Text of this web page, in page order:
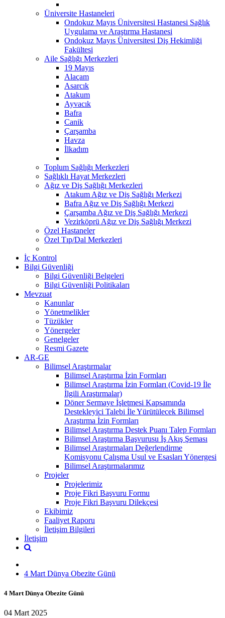
Üniversite Hastaneleri
Ondokuz Mayıs Üniversitesi Hastanesi Sağlık
Uygulama ve Araştırma Hastanesi
Ondokuz Mayıs Üniversitesi Diş Hekimliği
Fakültesi
Aile Sağlığı Merkezleri
19 Mayıs
Alaçam
Asarcık
Atakum
Ayvacık
Bafra
Canik
Çarşamba
Havza
İlkadım
Toplum Sağlığı Merkezleri
Sağlıklı Hayat Merkezleri
Ağız ve Diş Sağlığı Merkezleri
Atakum Ağız ve Diş Sağlığı Merkezi
Bafra Ağız ve Diş Sağlığı Merkezi
Çarşamba Ağız ve Diş Sağlığı Merkezi
Vezirköprü Ağız ve Diş Sağlığı Merkezi
Özel Hastaneler
Özel Tıp/Dal Merkezleri
İç Kontrol
Bilgi Güvenliği
Bilgi Güvenliği Belgeleri
Bilgi Güvenliği Politikaları
Mevzuat
Kanunlar
Yönetmelikler
Tüzükler
Yönergeler
Genelgeler
Resmi Gazete
AR-GE
Bilimsel Araştırmalar
Bilimsel Araştırma İzin Formları
Bilimsel Araştırma İzin Formları (Covid-19 İle
İlgili Araştırmalar)
Döner Sermaye İşletmesi Kapsamında
Destekleyici Talebi İle Yürütülecek Bilimsel
Araştırma İzin Formları
Bilimsel Araştırma Destek Puanı Talep Formları
Bilimsel Araştırma Başvurusu İş Akış Şeması
Bilimsel Araştırmaları Değerlendirme
Komisyonu Çalışma Usul ve Esasları Yönergesi
Bilimsel Araştırmalarımız
Projeler
Projelerimiz
Proje Fikri Başvuru Formu
Proje Fikri Başvuru Dilekçesi
Ekibimiz
Faaliyet Raporu
İletişim Bilgileri
İletişim
4 Mart Dünya Obezite Günü
4 Mart Dünya Obezite Günü
04 Mart 2025